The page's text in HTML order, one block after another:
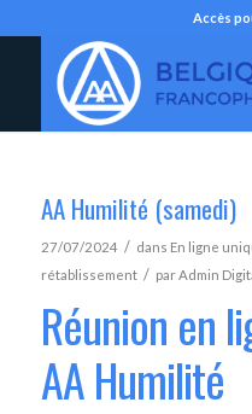
Accès
AA Humilité (samedi)
27/07/2024 / dans En ligne
rétablissement / parAdmin
Réunion en
AA Humilité